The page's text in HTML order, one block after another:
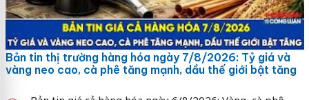
Bản tin thị trường hàng hóa ngày 7/8/2026: Tỷ giá và
vàng neo cao, cà phê tăng mạnh, dầu thế giới bật tăng